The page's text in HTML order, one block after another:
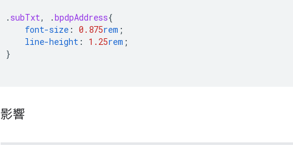
. subTxt, .bpdpAddress{
font-size : 0.875rem ;
line-height : 1.25rem ;
}
影響